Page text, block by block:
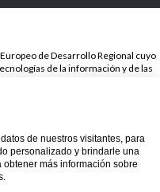
de Desarrollo Regional cuyo
de la información y de las
periodo de TICCámaras 2018. Para
de la Cámara de Barcelona.
de nuestros visitantes, para
personalizado y brindarle una
más información sobre